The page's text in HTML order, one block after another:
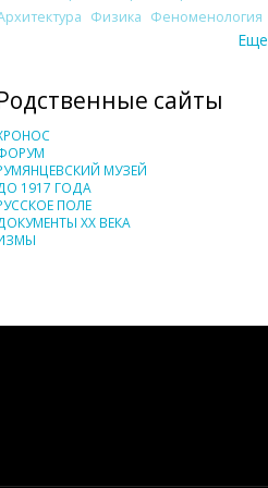
Физика Феноменология
Еще
сайты
МУЗЕЙ
1917 ГОДА
ПОЛЕ
XX ВЕКА